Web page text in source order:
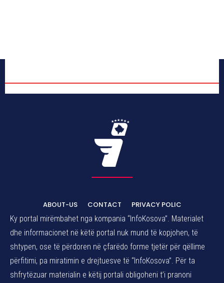
ABOUT-US CONTACT
PRIVACY POLIC
Ky portal mirëmbahet nga kompania “InfoKosova”. Materialet
dhe informacionet në këtë portal nuk mund të kopjohen, të
shtypen, ose të përdoren në çfarëdo forme tjetër për qëllime
përfitimi, pa miratimin e drejtuesve të “InfoKosova”. Për ta
shfrytëzuar materialin e këtij portali obligoheni t’i pranoni